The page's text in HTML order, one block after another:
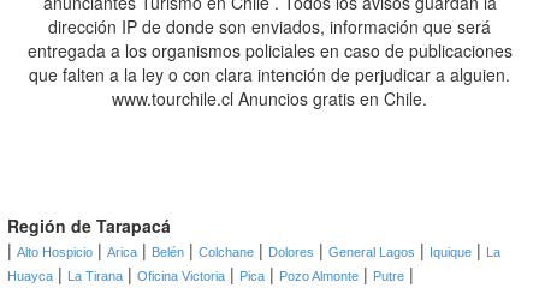
dirección IP de donde son enviados, información que será
entregada a los organismos policiales en caso de publicaciones
que falten a la ley o con clara intención de perjudicar a alguien.
www.tourchile.cl Anuncios gratis en Chile.
Región de Tarapacá
| Alto Hospicio | Arica | Belén | Colchane | Dolores | General Lagos | Iquique |
La
Huayca | La Tirana | Oficina Victoria | Pica | Pozo Almonte | Putre |